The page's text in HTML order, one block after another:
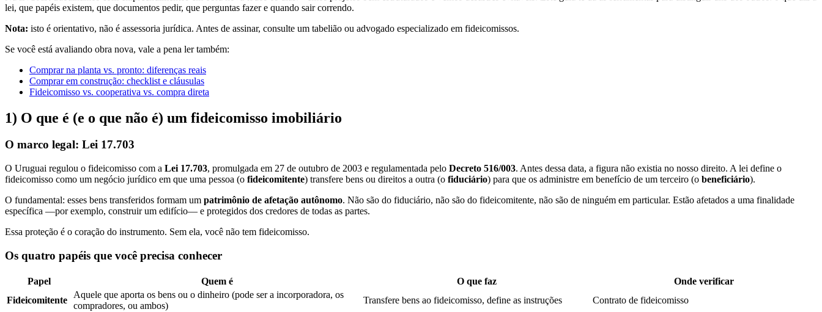
lei, que papéis existem, que documentos pedir, que perguntas fazer e quando sair correndo.
Nota: isto é orientativo, não é assessoria jurídica. Antes de assinar, consulte um tabelião ou advogado especializado em fideicomissos.
Se você está avaliando obra nova, vale a pena ler também:
Comprar na planta vs. pronto: diferenças reais
Comprar em construção: checklist e cláusulas
Fideicomisso vs. cooperativa vs. compra direta
1) O que é (e o que não é) um fideicomisso imobiliário
O marco legal: Lei 17.703
O Uruguai regulou o fideicomisso com a Lei 17.703, promulgada em 27 de outubro de 2003 e regulamentada pelo Decreto 516/003. Antes dessa data, a figura não existia no nosso direito. A lei define o
fideicomisso como um negócio jurídico em que uma pessoa (o fideicomitente) transfere bens ou direitos a outra (o fiduciário) para que os administre em benefício de um terceiro (o beneficiário).
O fundamental: esses bens transferidos formam um patrimônio de afetação autônomo. Não são do fiduciário, não são do fideicomitente, não são de ninguém em particular. Estão afetados a uma finalidade
específica —por exemplo, construir um edifício— e protegidos dos credores de todas as partes.
Essa proteção é o coração do instrumento. Sem ela, você não tem fideicomisso.
Os quatro papéis que você precisa conhecer
Papel Quem é O que faz
Onde verificar
Fideicomitente
Aquele que aporta os bens ou o dinheiro (pode ser a incorporadora, os
compradores, ou ambos)
Transfere bens ao fideicomisso, define as instruções Contrato de fideicomisso